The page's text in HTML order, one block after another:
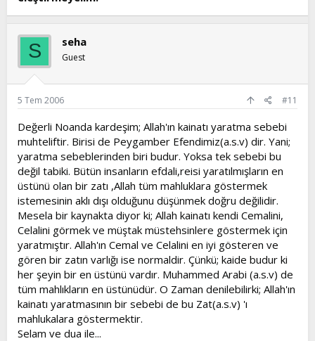
S seha
Guest
5 Tem 2006 #11
Değerli Noanda kardeşim; Allah'ın kainatı yaratma sebebi
muhteliftir. Birisi de Peygamber Efendimiz(a.s.v) dir. Yani;
yaratma sebeblerinden biri budur. Yoksa tek sebebi bu
değil tabiki. Bütün insanların efdali,reisi yaratılmışların en
üstünü olan bir zatı ,Allah tüm mahluklara göstermek
istemesinin aklı dışı olduğunu düşünmek doğru değilidir.
Mesela bir kaynakta diyor ki; Allah kainatı kendi Cemalini,
Celalini görmek ve müştak müstehsinlere göstermek için
yaratmıştır. Allah'ın Cemal ve Celalini en iyi gösteren ve
gören bir zatın varlığı ise normaldir. Çünkü; kaide budur ki
her şeyin bir en üstünü vardır. Muhammed Arabi (a.s.v) de
tüm mahlıkların en üstünüdür. O Zaman denilebilirki; Allah'ın
kainatı yaratmasının bir sebebi de bu Zat(a.s.v) 'ı
mahlukalara göstermektir.
Selam ve dua ile...